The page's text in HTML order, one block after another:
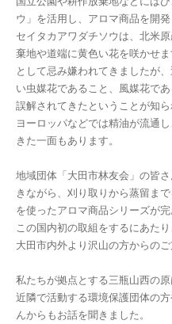
ウ」を活用し、アロマ商品を開発
セイタカアワダチソウは、北米
棄地や道端に黄色い花を咲かせ
として忌み嫌われてきましたが
い虫媒花であること、風媒花で
誤解されてきたということが知ら
ヨーロッパなどでは精油が流通
きた一面もあります。
地域団体「大田市林友会」の皆
きながら、刈り取りから蒸留ま
を使ったアロマ商品シリーズが完
この国内初の取組をするにあた
大田市内外より沢山の方からのご
私たちが拠点とする三瓶山西の
近隣で活動する環境保護団体の
んからもお話を聞きました。